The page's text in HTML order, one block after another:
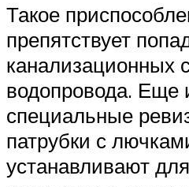
Такое
препятствует
канализационных
водопровода. Еще
специальные
патрубки с
устанавливают